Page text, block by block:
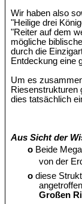
Wir haben also
"Heilige drei
"Reiter auf dem
mögliche
durch die
Entdeckung eine
Um es
Riesenstrukturen
dies tatsächlich
Aus Sicht der
o Beide
von der
o diese
Großen